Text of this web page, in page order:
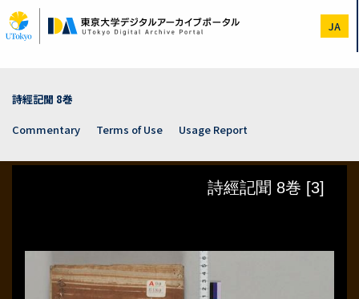
to
main
JA
詩經記聞 8巻
Commentary
Terms of Use Usage Report